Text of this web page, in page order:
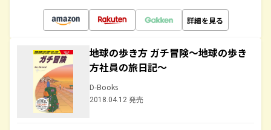
詳細を見る
地球の歩き方 ガチ冒険～地球の歩き
方社員の旅日記～
D-Books
2018.04.12 発売